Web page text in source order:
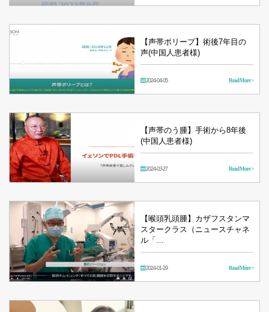
【声帯ポリープ】術後7年目の
声(中国人患者様)
2024-04-05 Read More >
【声帯のう腫】手術から8年後
(中国人患者様)
2024-03-27 Read More >
【喉頭乳頭腫】カザフスタンマ
スタークラス（ニュースチャネ
ル「…
2024-01-29 Read More >